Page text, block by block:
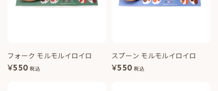
フォーク モルモルイロイロ
¥550 税込
スプーン モルモルイロイロ
¥550 税込